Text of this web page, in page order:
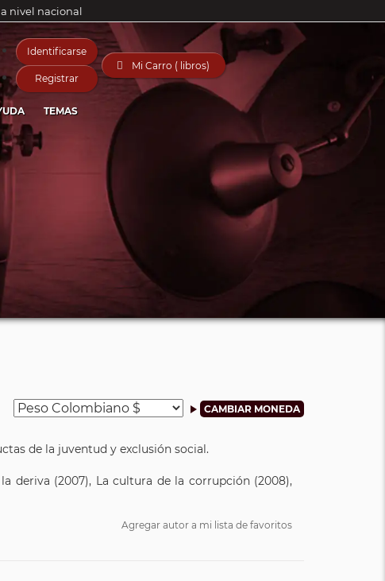
nivel nacional
Identificarse
Registrar
 Mi Carro ( libros)
TEMAS
de la juventud y exclusión social.
deriva (2007), La cultura de la corrupción (2008),
Agregar autor a mi lista de favoritos